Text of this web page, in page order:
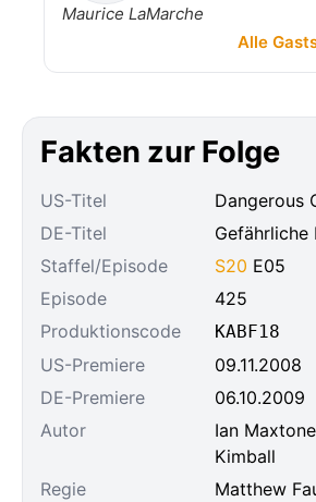
Maurice LaMarche
Alle
Fakten zur Folge
US-Titel
Dangerous
DE-Titel
Gefährliche
Staffel/Episode
S20 E05
Episode
425
Produktionscode
KABF18
US-Premiere
09.11.2008
DE-Premiere
06.10.2009
Autor
Ian
Kimball
Regie
Matthew